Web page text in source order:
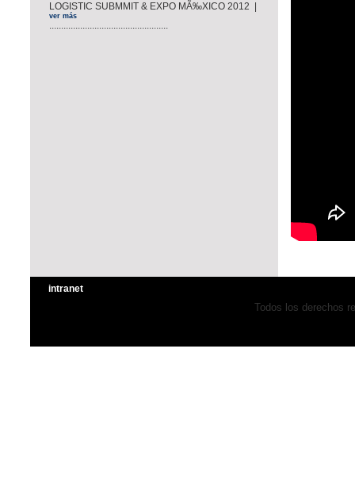
LOGISTIC SUBMMIT & EXPO MÃ‰XICO 2012 |
ver más
..................................................
intranet
Todos los derechos